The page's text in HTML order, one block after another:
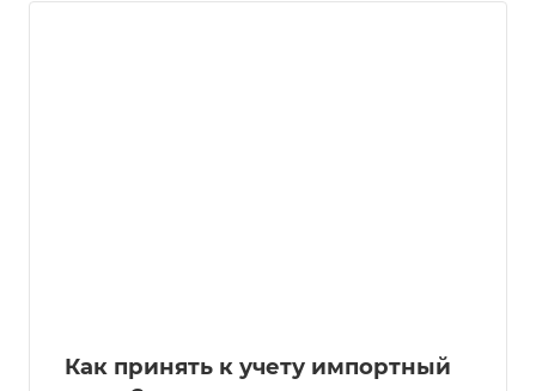
Как принять к учету импортный